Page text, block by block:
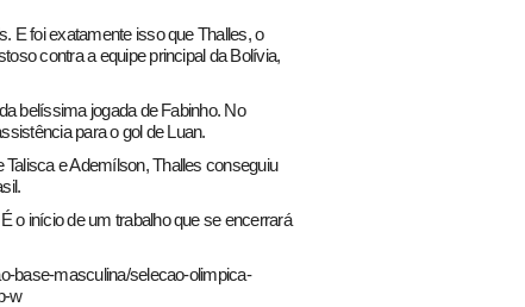
E foi exatamente isso que Thalles, o
contra a equipe principal da Bolívia,
belíssima jogada de Fabinho. No
para o gol de Luan.
e Ademílson, Thalles conseguiu
o início de um trabalho que se encerrará
base-masculina/selecao-olimpica-
w